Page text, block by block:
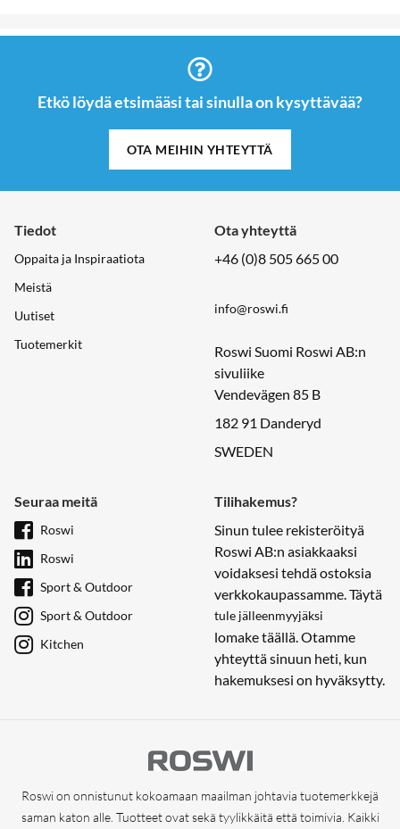
Etkö löydä etsimääsi tai sinulla on kysyttävää?
OTA MEIHIN YHTEYTTÄ
Tiedot
Oppaita ja Inspiraatiota
Meistä
Uutiset
Tuotemerkit
Ota yhteyttä
+46 (0)8 505 665 00
info@roswi.fi
Roswi Suomi Roswi AB:n
sivuliike
Vendevägen 85 B
182 91 Danderyd
SWEDEN
Seuraa meitä
Roswi
Roswi
Sport & Outdoor
Sport & Outdoor
Kitchen
Tilihakemus?
Sinun tulee rekisteröityä
Roswi AB:n asiakkaaksi
voidaksesi tehdä ostoksia
verkkokaupassamme. Täytä
tule jälleenmyyjäksi
lomake täällä. Otamme
yhteyttä sinuun heti, kun
hakemuksesi on hyväksytty.
Roswi on onnistunut kokoamaan maailman johtavia tuotemerkkejä
saman katon alle. Tuotteet ovat sekä tyylikkäitä että toimivia. Kaikki